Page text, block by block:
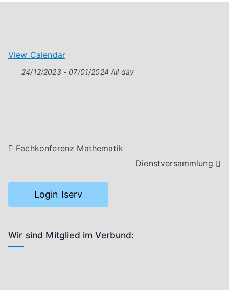
View Calendar
24/12/2023 - 07/01/2024 All day
Beitragsnavigation
Fachkonferenz Mathematik
Dienstversammlung
Login Iserv
Wir sind Mitglied im Verbund: